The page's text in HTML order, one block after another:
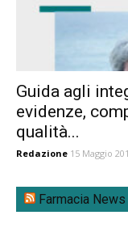
Guida agli
evidenze,
qualità...
Redazione 15 Maggio
Farmacia News